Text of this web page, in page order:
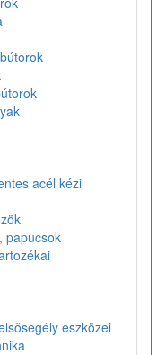
acél kézi
papucsok
eszközei